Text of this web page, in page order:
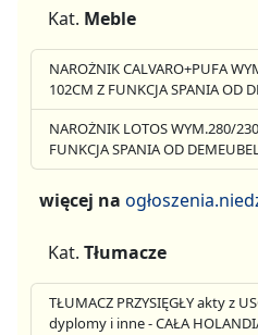
Kat. Meble
NAROŻNIK CALVARO+PUFA
102CM Z FUNKCJA SPANIA OD
NAROŻNIK LOTOS WYM.280/
FUNKCJA SPANIA OD
więcej na
Kat. Tłumacze
TŁUMACZ PRZYSIĘGŁY akty z
dyplomy i inne - CAŁA